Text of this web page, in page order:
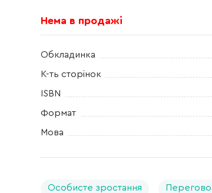
Нема в продажі
Обкладинка
К-ть сторінок
ISBN
Формат
Мова
Особисте зростання